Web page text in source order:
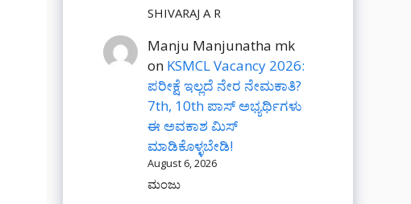
SHIVARAJ A R
Manju Manjunatha mk
on KSMCL Vacancy 2026:
ಪರೀಕ್ಷೆ ಇಲ್ಲದೆ ನೇರ ನೇಮಕಾತಿ?
7th, 10th ಪಾಸ್ ಅಭ್ಯರ್ಥಿಗಳು
ಈ ಅವಕಾಶ ಮಿಸ್
ಮಾಡಿಕೊಳ್ಳಬೇಡಿ!
August 6, 2026
ಮಂಜು